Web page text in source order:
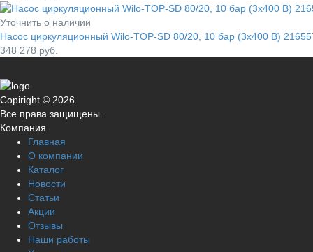
Уточнить о наличии
Насос циркуляционный Wilo-TOP-SD 80/20, 10 бар (3x400 В)
348 278 руб.
Copiright © 2026.
Все права защищены.
Компания
Главная
О компании
Каталог
Новости
Статьи
Акции
Отзывы
Наши работы